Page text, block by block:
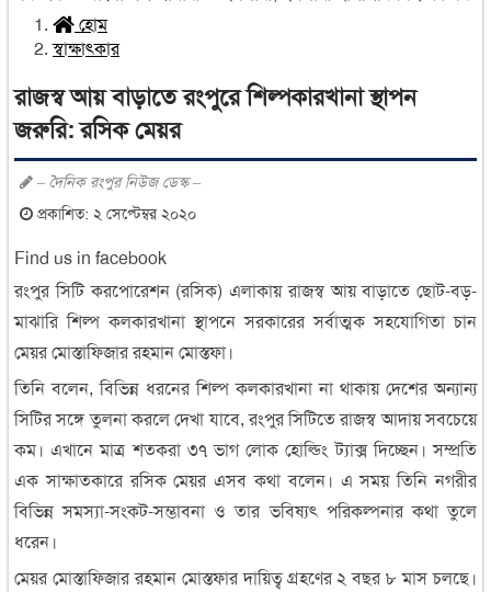
হোম
স্বাক্ষাৎকার
রাজস্ব আয় বাড়াতে রংপুরে শিল্পকারখানা স্থাপন
জরুরি: রসিক মেয়র
– দৈনিক রংপুর নিউজ ডেস্ক –
প্রকাশিত: ২ সেপ্টেম্বর ২০২০
Find us in facebook
রংপুর সিটি করপোরেশন (রসিক) এলাকায় রাজস্ব আয় বাড়াতে ছোট-বড়-
মাঝারি শিল্প কলকারখানা স্থাপনে সরকারের সর্বাত্মক সহযোগিতা চান
মেয়র মোস্তাফিজার রহমান মোস্তফা।
তিনি বলেন, বিভিন্ন ধরনের শিল্প কলকারখানা না থাকায় দেশের অন্যান্য
সিটির সঙ্গে তুলনা করলে দেখা যাবে, রংপুর সিটিতে রাজস্ব আদায় সবচেয়ে
কম। এখানে মাত্র শতকরা ৩৭ ভাগ লোক হোল্ডিং ট্যাক্স দিচ্ছেন। সম্প্রতি
এক সাক্ষাতকারে রসিক মেয়র এসব কথা বলেন। এ সময় তিনি নগরীর
বিভিন্ন সমস্যা-সংকট-সম্ভাবনা ও তার ভবিষ্যৎ পরিকল্পনার কথা তুলে
ধরেন।
মেয়র মোস্তাফিজার রহমান মোস্তফার দায়িত্ব গ্রহণের ২ বছর ৮ মাস চলছে।